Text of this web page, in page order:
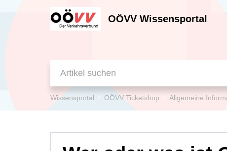
OÖVV Wissensportal
Wissensportal OÖVV Ticketshop Allgemeine